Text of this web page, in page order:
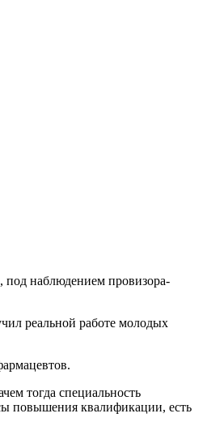
под наблюдением провизора-
реальной работе молодых
тогда специальность
повышения квалификации, есть